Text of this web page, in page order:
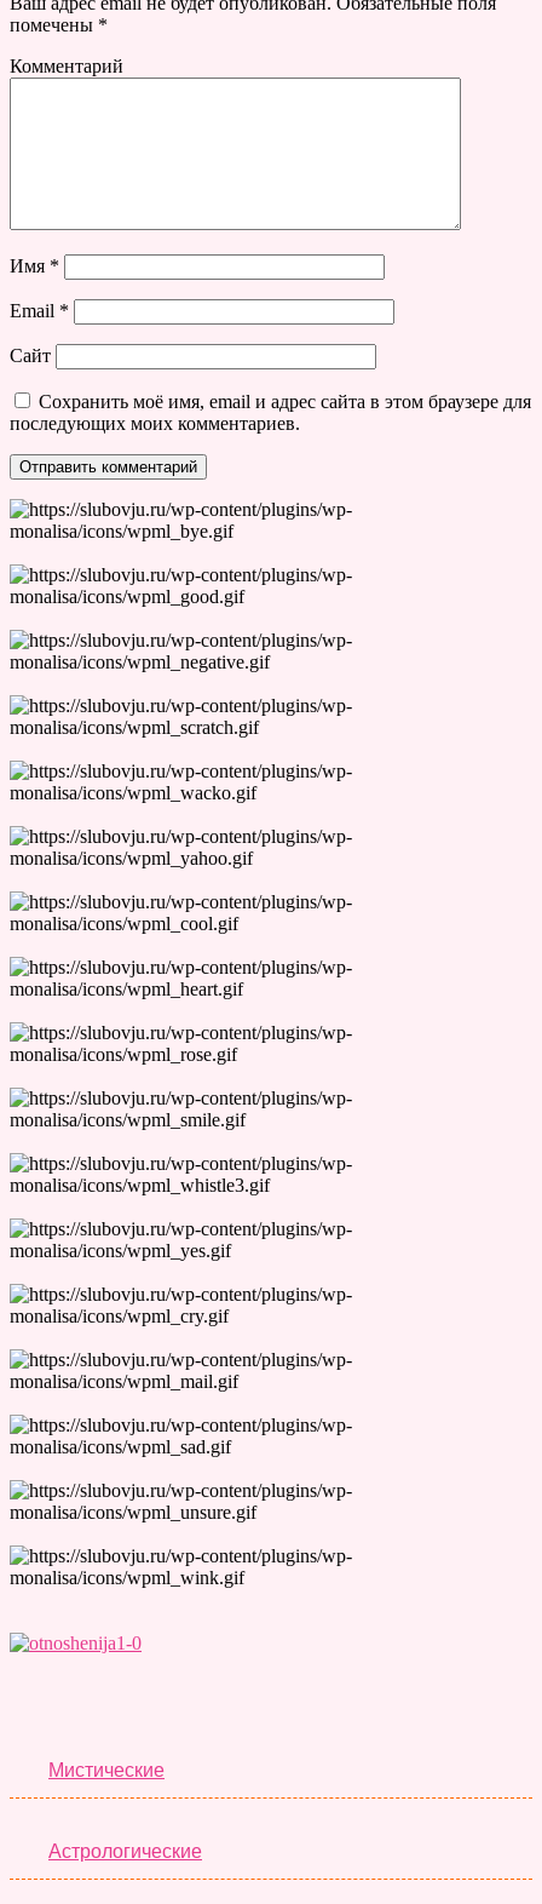
помечены *
Комментарий
Имя *
Email *
Сайт
Сохранить моё имя, email и адрес сайта в этом браузере для
последующих моих комментариев.
Мистические
Астрологические